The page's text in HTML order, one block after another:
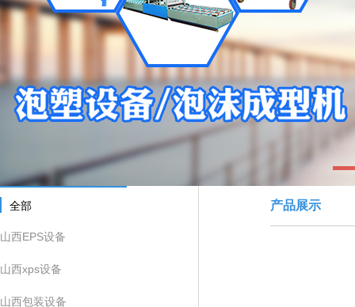
全部
山西EPS设备
山西xps设备
山西包装设备
产品展示